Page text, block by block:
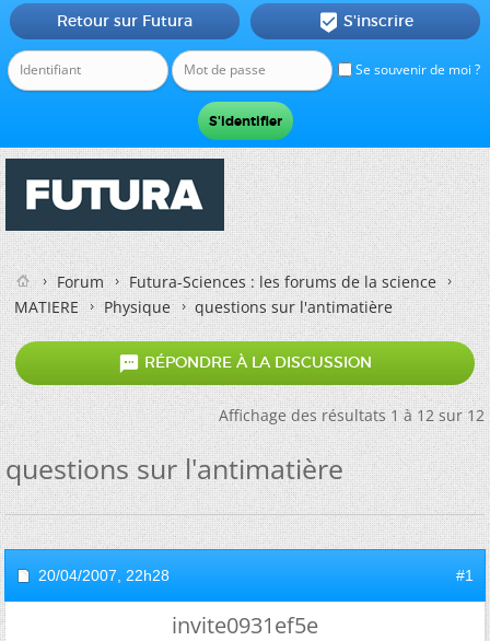
Se souvenir de moi ?
Retour sur Futura  S'inscrire
Forum
Futura-Sciences : les forums de la science
MATIERE
Physique questions sur l'antimatière
 RÉPONDRE À LA DISCUSSION
Affichage des résultats 1 à 12 sur 12
questions sur l'antimatière
20/04/2007, 22h28 #1
invite0931ef5e